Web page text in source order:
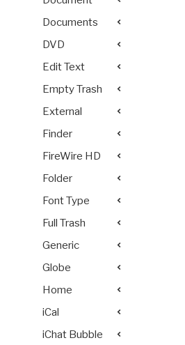
Documents
DVD
Edit Text
Empty Trash
External
Finder
FireWire HD
Folder
Font Type
Full Trash
Generic
Globe
Home
iCal
iChat Bubble